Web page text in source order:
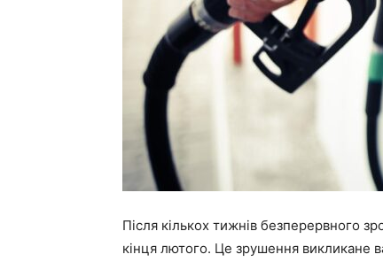
Після кількох тижнів безперервного
кінця лютого. Це зрушення викликане